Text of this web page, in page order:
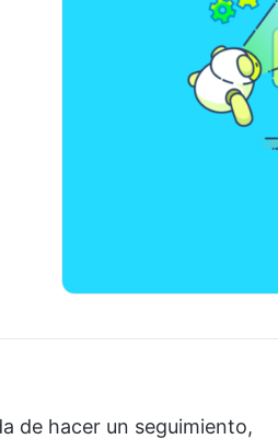
de hacer un seguimiento,